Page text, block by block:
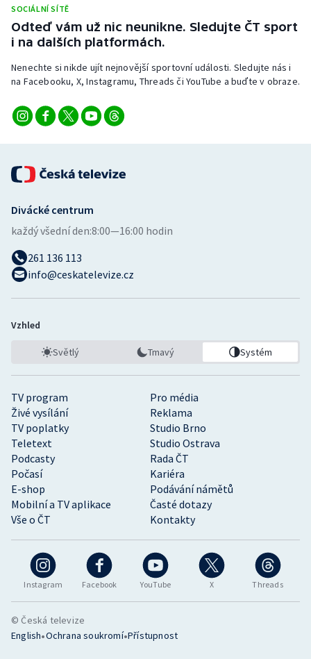
SOCIÁLNÍ SÍTĚ
Odteď vám už nic neunikne. Sledujte ČT sport
i na dalších platformách.
Nenechte si nikde ujít nejnovější sportovní události. Sledujte nás i
na Facebooku, X, Instagramu, Threads či YouTube a buďte v obraze.
Instagram Facebook YouTube X Threads
TV program
Pro média
Živé vysílání
Reklama
TV poplatky
Studio Brno
Teletext
Studio Ostrava
Podcasty
Rada ČT
Počasí
Kariéra
E-shop
Podávání námětů
Mobilní a TV aplikace
Časté dotazy
Vše o ČT
Kontakty
Divácké centrum
každý všední den:8:00—16:00 hodin
261 136 113
info@ceskatelevize.cz
Vzhled
Světlý Tmavý Systém
© Česká televize
English•Ochrana soukromí•Přístupnost